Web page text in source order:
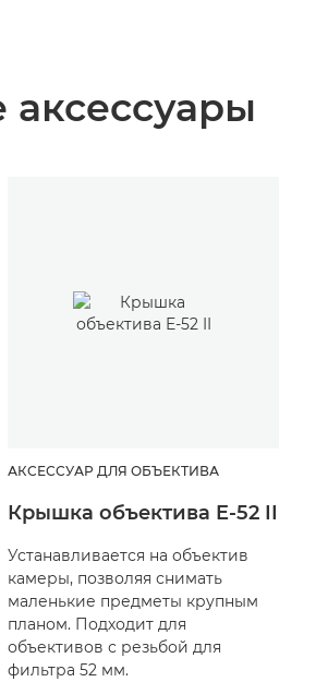
АКСЕССУАР ДЛЯ ОБЪЕКТИВА
Крышка объектива E-52 II
Устанавливается на объектив
камеры, позволяя снимать
маленькие предметы крупным
планом. Подходит для
объективов с резьбой для
фильтра 52 мм.